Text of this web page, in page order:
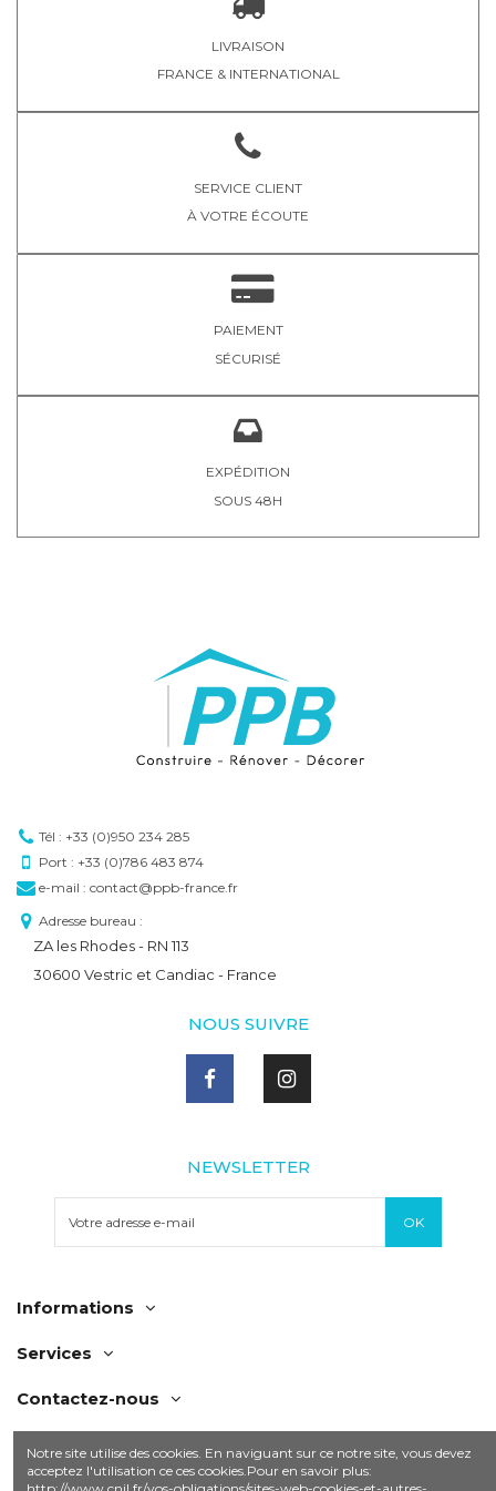
LIVRAISON
FRANCE & INTERNATIONAL
SERVICE CLIENT
À VOTRE ÉCOUTE
PAIEMENT
SÉCURISÉ
EXPÉDITION
SOUS 48H
Tél : +33 (0)950 234 285
Port : +33 (0)786 483 874
e-mail : contact@ppb-france.fr
Adresse bureau :
ZA les Rhodes - RN 113
30600 Vestric et Candiac - France
NOUS SUIVRE
NEWSLETTER
Informations
Services
Contactez-nous
Notre site utilise des cookies. En naviguant sur ce notre site, vous devez
acceptez l'utilisation ce ces cookies.Pour en savoir plus: